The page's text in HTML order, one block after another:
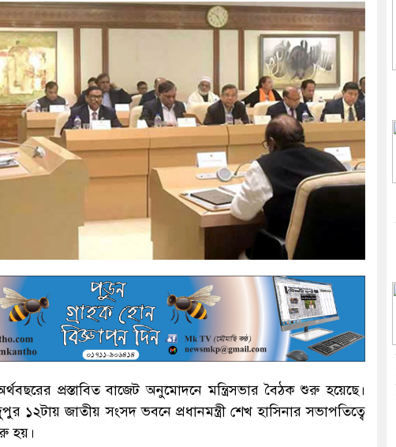
প্রস্তাবিত বাজেট অনুমোদনে মন্ত্রিসভার বৈঠক শুরু হয়েছে।
জাতীয় সংসদ ভবনে প্রধানমন্ত্রী শেখ হাসিনার সভাপতিত্বে
হয়।